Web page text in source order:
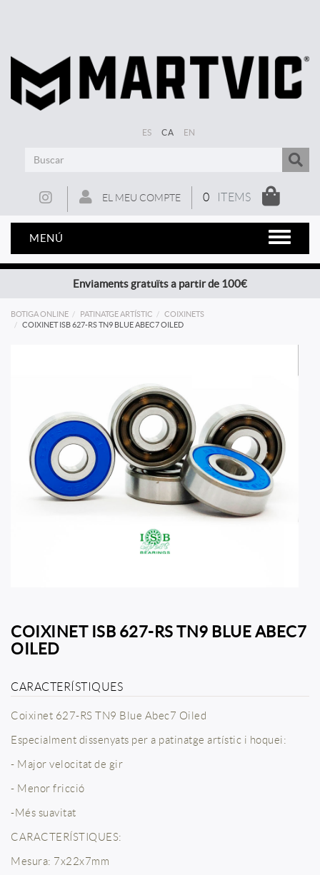
ES CA EN
0 ITEMS
EL MEU COMPTE
MENÚ
Enviaments gratuïts a partir de 100€
BOTIGA ONLINE PATINATGE ARTÍSTIC
COIXINETS
COIXINET ISB 627-RS TN9 BLUE ABEC7 OILED
COIXINET ISB 627-RS TN9 BLUE ABEC7
OILED
CARACTERÍSTIQUES
Coixinet 627-RS TN9 Blue Abec7 Oiled
Especialment dissenyats per a patinatge artístic i hoquei:
- Major velocitat de gir
- Menor fricció
-Més suavitat
CARACTERÍSTIQUES:
Mesura: 7x22x7mm